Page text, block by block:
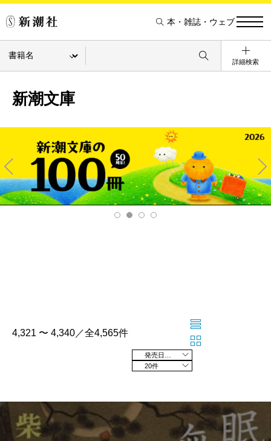
本・雑誌・ウェブ
詳細検索
新潮文庫
Pre
v
Ne
xt
4,321 〜 4,340／全4,565件
20件